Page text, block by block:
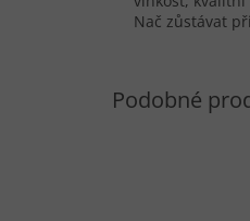
Nač zůstávat